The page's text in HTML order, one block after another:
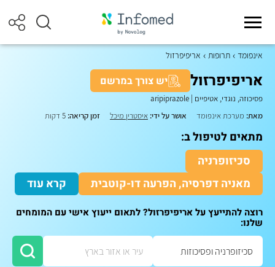
אינפומד תרופות אריפיפרזול
אריפיפרזול יש צורך במרשם
פסיכוזה, נוגדי, אטיפיים aripiprazole
מאת: מערכת אינפומד אושר על ידי: איסטרין מיכל זמן קריאה:
מתאים לטיפול ב:
סכיזופרניה
מאניה דפרסיה, הפרעה דו-קוטבית
קרא עוד
רוצה להתייעץ על אריפיפרזול? לתאום ייעוץ אישי עם המומחים
שלנו: